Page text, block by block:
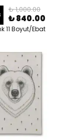
₺ 1,000.00
₺ 840.00
11 Boyut/Ebat